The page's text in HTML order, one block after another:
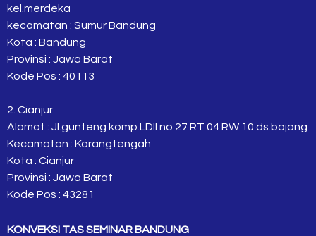
kel.merdeka
kecamatan : Sumur Bandung
Kota : Bandung
Provinsi : Jawa Barat
Kode Pos : 40113
2. Cianjur
Alamat : Jl.gunteng komp.LDII no 27 RT 04 RW 10 ds.bojong
Kecamatan : Karangtengah
Kota : Cianjur
Provinsi : Jawa Barat
Kode Pos : 43281
KONVEKSI TAS SEMINAR BANDUNG